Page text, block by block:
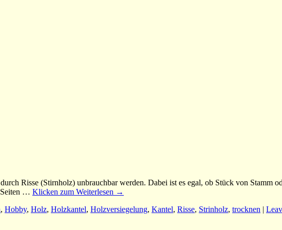
Risse (Stirnholz) unbrauchbar werden. Dabei ist es egal, ob Stück von
Seiten … Klicken zum Weiterlesen →
, Hobby, Holz, Holzkantel, Holzversiegelung, Kantel, Risse, Strinholz, trocknen |